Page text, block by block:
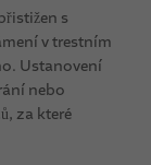
s
v trestním
Ustanovení
nebo
za které